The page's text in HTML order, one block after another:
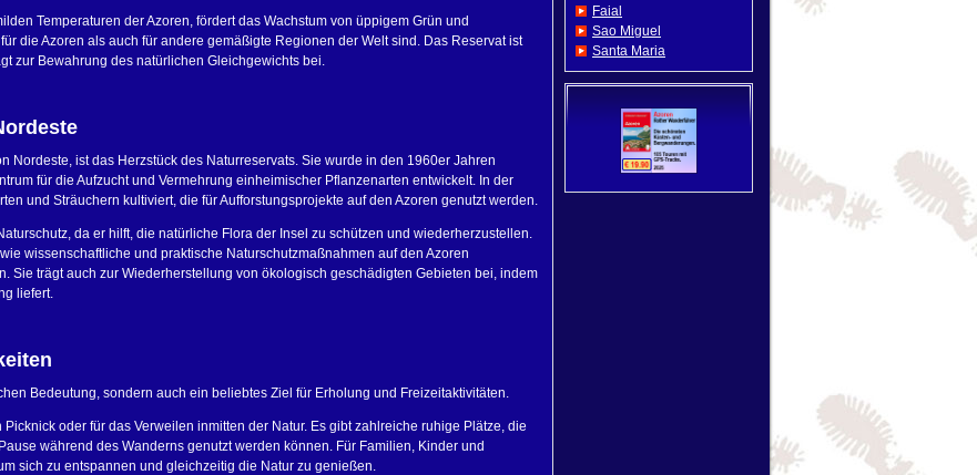
Temperaturen der Azoren, fördert das Wachstum von üppigem Grün und
die Azoren als auch für andere gemäßigte Regionen der Welt sind. Das Reservat ist
zur Bewahrung des natürlichen Gleichgewichts bei.
Nordeste, ist das Herzstück des Naturreservats. Sie wurde in den 1960er Jahren
für die Aufzucht und Vermehrung einheimischer Pflanzenarten entwickelt. In der
und Sträuchern kultiviert, die für Aufforstungsprojekte auf den Azoren genutzt werden.
da er hilft, die natürliche Flora der Insel zu schützen und wiederherzustellen.
wissenschaftliche und praktische Naturschutzmaßnahmen auf den Azoren
Sie trägt auch zur Wiederherstellung von ökologisch geschädigten Gebieten bei, indem
liefert.
Bedeutung, sondern auch ein beliebtes Ziel für Erholung und Freizeitaktivitäten.
oder für das Verweilen inmitten der Natur. Es gibt zahlreiche ruhige Plätze, die
während des Wanderns genutzt werden können. Für Familien, Kinder und
sich zu entspannen und gleichzeitig die Natur zu genießen.
Faial
Sao Miguel
Santa Maria